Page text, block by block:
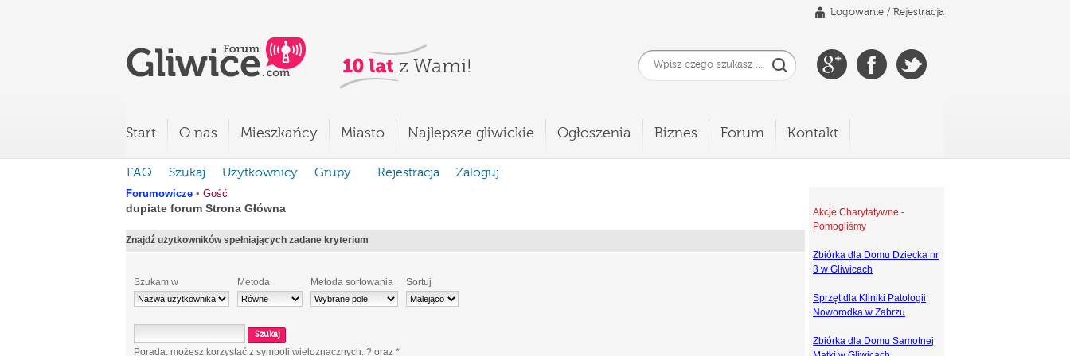
Logowanie / Rejestracja
Start O nas Mieszkańcy Miasto Najlepsze gliwickie Ogłoszenia Biznes Forum Kontakt
FAQ Szukaj Użytkownicy Grupy Rejestracja Zaloguj
Forumowicze • Gość
dupiate forum Strona Główna
Znajdź użytkowników spełniających zadane kryterium
Szukam w Metoda Metoda sortowania Sortuj
Porada: możesz korzystać z symboli wieloznacznych: ? oraz *
Akcje Charytatywne -
Pomogliśmy
Zbiórka dla Domu Dziecka nr
3 w Gliwicach
Sprzęt dla Kliniki Patologii
Noworodka w Zabrzu
Zbiórka dla Domu Samotnej